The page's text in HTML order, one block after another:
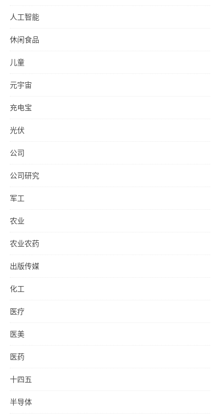
人工智能
休闲食品
儿童
元宇宙
充电宝
光伏
公司
公司研究
军工
农业
农业农药
出版传媒
化工
医疗
医美
医药
十四五
半导体